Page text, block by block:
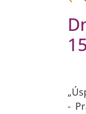
-